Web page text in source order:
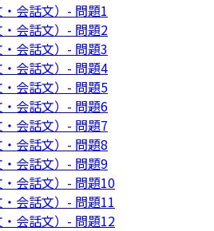
会話文）- 問題1
会話文）- 問題2
会話文）- 問題3
会話文）- 問題4
会話文）- 問題5
会話文）- 問題6
会話文）- 問題7
会話文）- 問題8
会話文）- 問題9
会話文）- 問題10
会話文）- 問題11
会話文）- 問題12